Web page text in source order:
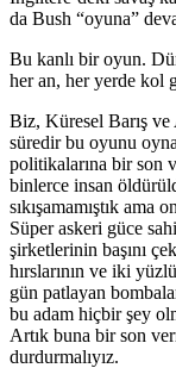
da Bush “oyuna”
Bu kanlı bir oyun.
her an, her yerde kol
Biz, Küresel Barış
süredir bu oyunu
politikalarına bir son
binlerce insan
sıkışamamıştık
Süper askeri güce
şirketlerinin başını
hırslarının ve iki
gün patlayan
bu adam hiçbir şey
Artık buna bir son
durdurmalıyız.